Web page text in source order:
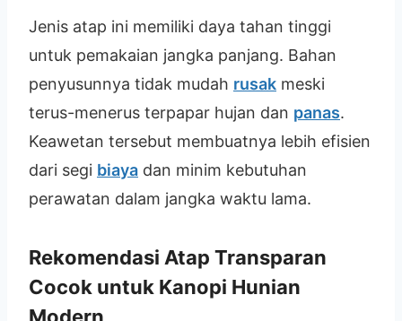
Jenis atap ini memiliki daya tahan tinggi
untuk pemakaian jangka panjang. Bahan
penyusunnya tidak mudah rusak meski
terus-menerus terpapar hujan dan panas.
Keawetan tersebut membuatnya lebih efisien
dari segi biaya dan minim kebutuhan
perawatan dalam jangka waktu lama.
Rekomendasi Atap Transparan
Cocok untuk Kanopi Hunian